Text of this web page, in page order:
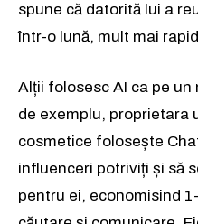
spune că datorită lui a
într-o lună, mult mai
Alții folosesc AI ca pe
de exemplu, proprietara
cosmetice folosește
influenceri potriviți și să
pentru ei, economisind